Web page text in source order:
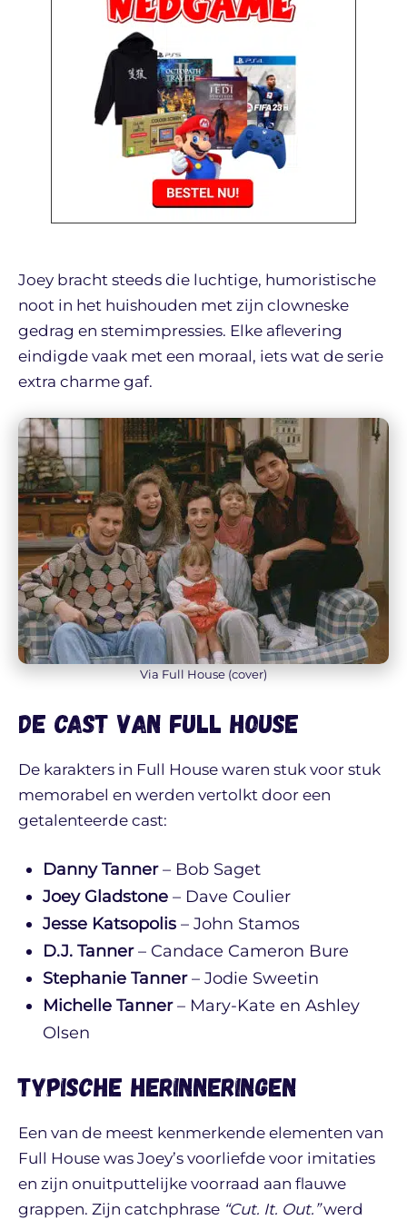
Joey bracht steeds die luchtige, humoristische
noot in het huishouden met zijn clowneske
gedrag en stemimpressies. Elke aflevering
eindigde vaak met een moraal, iets wat de serie
extra charme gaf.
Via Full House (cover)
De cast van Full House
De karakters in Full House waren stuk voor stuk
memorabel en werden vertolkt door een
getalenteerde cast:
Danny Tanner– Bob Saget
Joey Gladstone – Dave Coulier
Jesse Katsopolis – John Stamos
D.J. Tanner– Candace Cameron Bure
Stephanie Tanner– Jodie Sweetin
Michelle Tanner– Mary-Kate en Ashley
Olsen
Typische herinneringen
Een van de meest kenmerkende elementen van
Full House was Joey’s voorliefde voor imitaties
en zijn onuitputtelijke voorraad aan flauwe
grappen. Zijn catchphrase “Cut. It. Out.”werd